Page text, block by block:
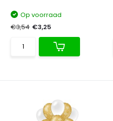
Op voorraad
€3,54 €3,25